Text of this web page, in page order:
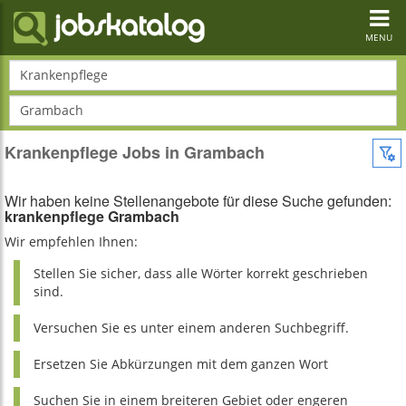
MENU
Krankenpflege
Grambach
Krankenpflege Jobs in Grambach
Wir haben keine Stellenangebote für diese Suche gefunden:
krankenpflege Grambach
Wir empfehlen Ihnen:
Stellen Sie sicher, dass alle Wörter korrekt geschrieben
sind.
Versuchen Sie es unter einem anderen Suchbegriff.
Ersetzen Sie Abkürzungen mit dem ganzen Wort
Suchen Sie in einem breiteren Gebiet oder engeren